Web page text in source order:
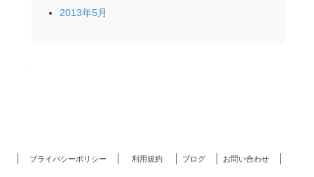
2013年5月
プライバシーポリシー 利用規約 ブログ お問い合わせ